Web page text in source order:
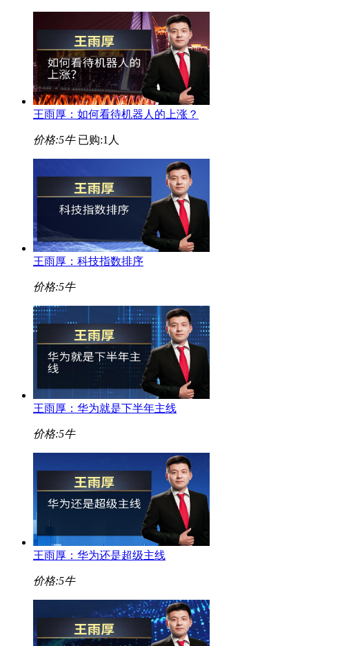
王雨厚：如何看待机器人的上涨？
价格:5牛 已购:1人
王雨厚：科技指数排序
价格:5牛
王雨厚：华为就是下半年主线
价格:5牛
王雨厚：华为还是超级主线
价格:5牛